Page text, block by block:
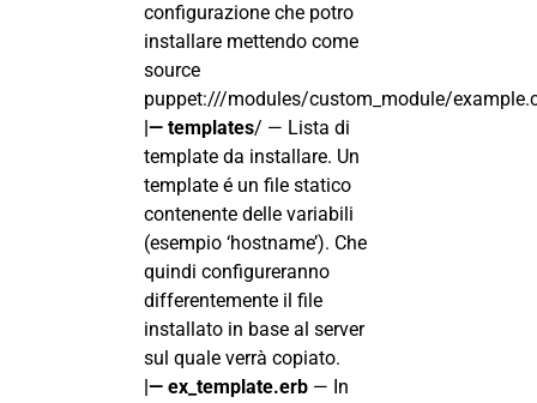
configurazione che potro
installare mettendo come
source
puppet:///modules/custom_module/
|— templates/ — Lista di
template da installare. Un
template é un file statico
contenente delle variabili
(esempio ‘hostname’). Che
quindi configureranno
differentemente il file
installato in base al server
sul quale verrà copiato.
|— ex_template.erb — In